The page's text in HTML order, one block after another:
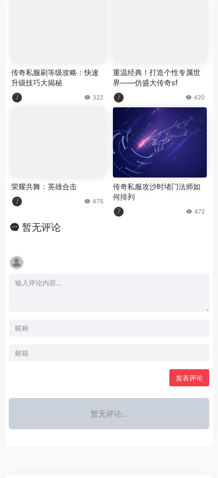
传奇私服刷等级攻略：快速
升级技巧大揭秘
322
重温经典！打造个性专属世
界——仿盛大传奇sf
420
荣耀共舞：英雄合击
475
传奇私服攻沙时堵门法师如
何排列
472
暂无评论
发表评论
暂无评论...